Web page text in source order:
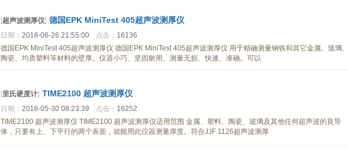
[超声波测厚仪] 德国EPK MiniTest 405超声波测厚仪
日期： 2018-06-26 21:55:00 点击： 16136
德国EPK MiniTest 405超声波测厚仪 德国EPK MiniTest 405超声波测厚仪 用于精确测量钢铁和其它金属、玻璃
陶瓷、均质塑料等材料的壁厚。仪器小巧、坚固耐用。测量无损、快速、准确。可以
[里氏硬度计] TIME2100 超声波测厚仪
日期： 2018-05-30 08:23:39 点击： 16252
TIME2100 超声波测厚仪 TIME2100 超声波测厚仪适用范围 金属、塑料、陶瓷、玻璃及其他任何超声波的良导
体，只要有上、下平行的两个表面，就能用此仪器测量厚度。符合JJF 1126超声波测厚